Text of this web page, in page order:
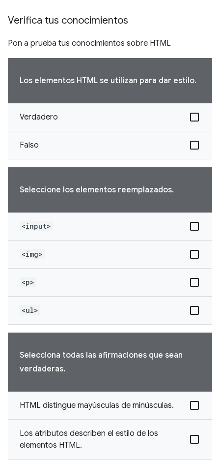
Verifica tus conocimientos
Pon a prueba tus conocimientos sobre HTML
Los elementos HTML se utilizan para dar estilo.
Verdadero
Falso
Seleccione los elementos reemplazados.
<input>
<img>
<p>
<ul>
Selecciona todas las afirmaciones que sean
verdaderas.
HTML distingue mayúsculas de minúsculas.
Los atributos describen el estilo de los
elementos HTML.